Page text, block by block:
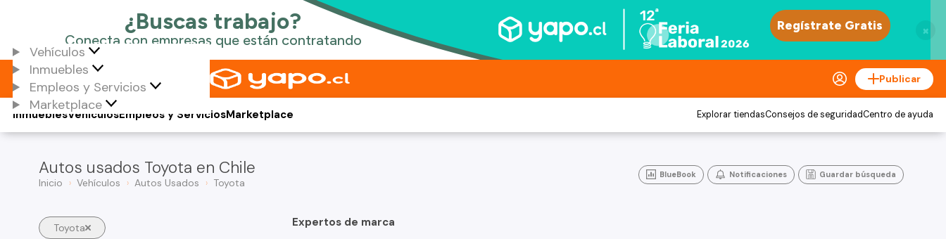
×
Vehículos
Inmuebles
Empleos y Servicios
Marketplace
Publicar
Vehículos
Inmuebles Empleos y ServiciosMarketplace Explorar tiendasConsejos de seguridadCentro de ayuda
Autos usados Toyota en Chile
Inicio Vehículos Autos Usados Toyota
BlueBook Notificaciones Guardar búsqueda
Toyota Expertos de marca